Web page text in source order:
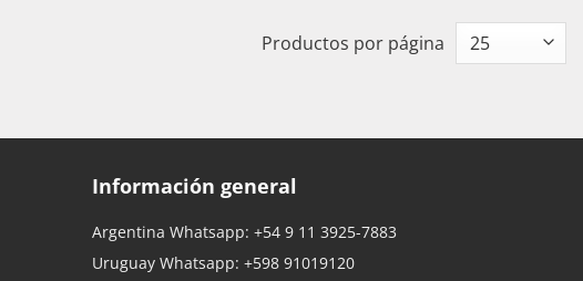
Productos por página
Información general
Argentina Whatsapp: +54 9 11 3925-7883
Uruguay Whatsapp: +598 91019120